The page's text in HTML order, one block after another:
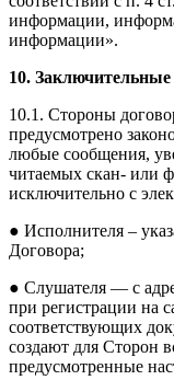
информации,
информации».
10.
10.1. Стороны
предусмотрено
любые сообщения,
читаемых скан- или
исключительно с
● Исполнителя –
Договора;
● Слушателя — с
при регистрации на
соответствующих
создают для Сторон
предусмотренные